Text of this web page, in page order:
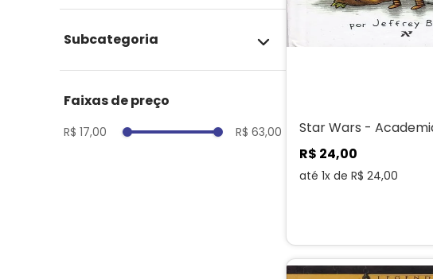
Livros sobre Quadrinhos
subcategoria
faixas de preço
R$ 17,00 R$ 63,00
Star Wars -
R$ 24,00
até 1x de R$ 24,00